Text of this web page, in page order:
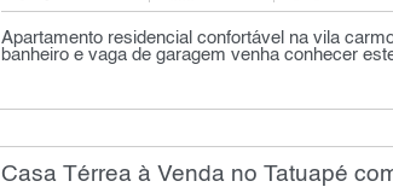
Apartamento residencial confortável na vila
banheiro e vaga de garagem venha conhecer
Casa Térrea à Venda no Tatuapé